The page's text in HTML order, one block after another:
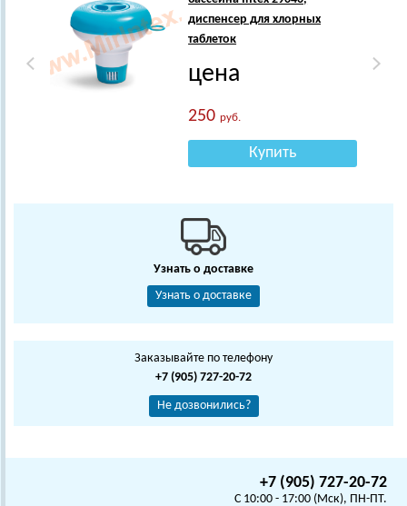
диспенсер для хлорных
таблеток
цена
250руб.
Купить
Узнать о доставке
Узнать о доставке
Заказывайте по телефону
+7 (905) 727-20-72
Не дозвонились?
+7 (905) 727-20-72
C 10:00 - 17:00 (Мск), ПН-ПТ.